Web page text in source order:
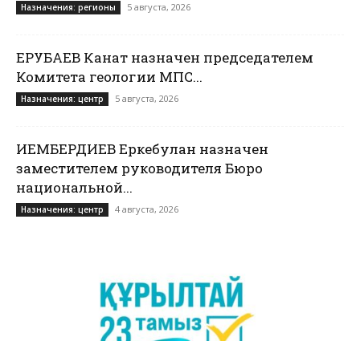
Назначения: регионы 5 августа, 2026
ЕРУБАЕВ Канат назначен председателем
Комитета геологии МПС...
Назначения: центр 5 августа, 2026
ИЕМБЕРДИЕВ Еркебулан назначен
заместителем руководителя Бюро
национальной...
Назначения: центр 4 августа, 2026